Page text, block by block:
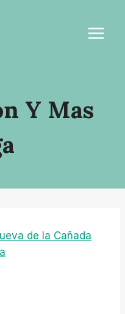
Y Mas
de la Cañada